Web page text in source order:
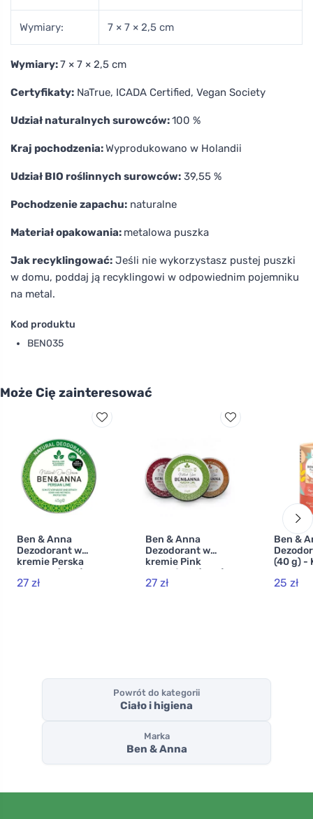
Wymiary: 7 × 7 × 2,5 cm
Wymiary:7 × 7 × 2,5 cm
Certyfikaty: NaTrue, ICADA Certified, Vegan Society
Udział naturalnych surowców:100 %
Kraj pochodzenia:Wyprodukowano w Holandii
Udział BIO roślinnych surowców: 39,55 %
Pochodzenie zapachu: naturalne
Materiał opakowania: metalowa puszka
Jak recyklingować: Jeśli nie wykorzystasz pustej puszki
w domu, poddaj ją recyklingowi w odpowiednim pojemniku
na metal.
Kod produktu
BEN035
Może Cię zainteresować
Ben & Anna
Dezodorant w
kremie Perska
limonka (45 g)
27 zł
Ben & Anna
Dezodorant w
kremie Pink
Grapefruit (45 g)
27 zł
Ben &
(40 g) -
25 zł
Powrót do kategorii
Ciało i higiena
Marka
Ben & Anna